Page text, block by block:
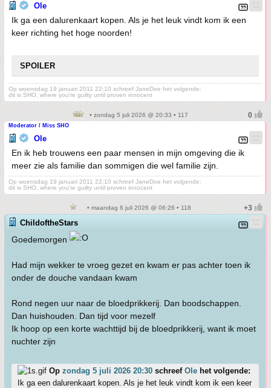
Ole
Ik ga een dalurenkaart kopen. Als je het leuk vindt kom ik een
keer richting het hoge noorden!
SPOILER
Op woensdag 19 januari 2011 22:10 schreef JaneDoe het volgende:
dit is SHO, where you're guilty until proven innocent
• zondag 5 juli 2026 @ 20:33 • 117
Moderator / Miss SHO
Ole
En ik heb trouwens een paar mensen in mijn omgeving die ik
meer zie als familie dan sommigen die wel familie zijn.
Op woensdag 19 januari 2011 22:10 schreef JaneDoe het volgende:
dit is SHO, where you're guilty until proven innocent
• maandag 6 juli 2026 @ 06:26 • 118
ChildoftheStars
Goedemorgen
Had mijn wekker te vroeg gezet en kwam er pas achter toen ik
onder de douche vandaan kwam
Rond negen uur naar de bloedprikkerij. Dan boodschappen.
Dan huishouden. Dan tijd voor mezelf
Ik hoop op een korte wachttijd bij de bloedprikkerij, want ik moet
nuchter zijn
Op zondag 5 juli 2026 20:30 schreef Ole het volgende:
Ik ga een dalurenkaart kopen. Als je het leuk vindt kom ik een keer